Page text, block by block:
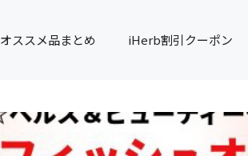
オススメ品まとめ iHerb割引クーポン